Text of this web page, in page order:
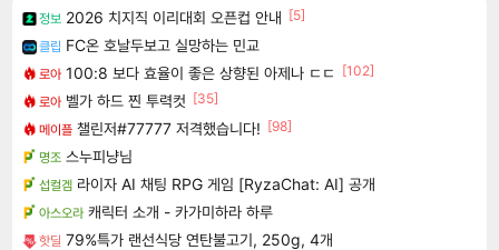
정보 2026 치지직 이리대회 오픈컵 안내 [5]
클립 FC온 호날두보고 실망하는 민교
로아 100:8 보다 효율이 좋은 상향된 아제나 ㄷㄷ
[102]
로아 벨가 하드 찐 투력컷 [35]
메이플 챌린저#77777 저격했습니다! [98]
명조 스누피냥님
섭컬겜 라이자 AI 채팅 RPG 게임 [RyzaChat: AI] 공개
아스오라 캐릭터 소개 - 카가미하라 하루
핫딜 79%특가 랜선식당 연탄불고기, 250g, 4개